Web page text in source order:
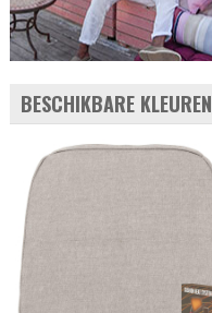
BESCHIKBARE KLEUREN